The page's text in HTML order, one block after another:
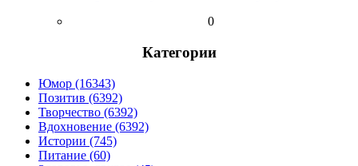
0
Категории
Юмор (16343)
Позитив (6392)
Творчество (6392)
Вдохновение (6392)
Истории (745)
Питание (60)